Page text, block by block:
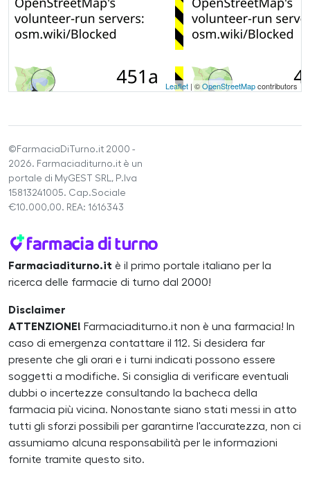
Leaflet | ©OpenStreetMapcontributors
©FarmaciaDiTurno.it 2000 -
2026. Farmaciaditurno.it è un
portale di MyGEST SRL, P.Iva
15813241005. Cap.Sociale
€10.000,00. REA: 1616343
Farmaciaditurno.it è il primo portale italiano per la
ricerca delle farmacie di turno dal 2000!
Disclaimer
ATTENZIONE! Farmaciaditurno.it non è una farmacia! In
caso di emergenza contattare il 112. Si desidera far
presente che gli orari e i turni indicati possono essere
soggetti a modifiche. Si consiglia di verificare eventuali
dubbi o incertezze consultando la bacheca della
farmacia più vicina. Nonostante siano stati messi in atto
tutti gli sforzi possibili per garantirne l'accuratezza, non ci
assumiamo alcuna responsabilità per le informazioni
fornite tramite questo sito.